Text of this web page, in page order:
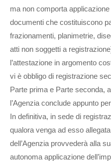
ma non comporta
documenti che costituiscono
frazionamenti, planimetrie,
atti non soggetti a
l’attestazione in argomento
vi è obbligo di registrazione
Parte prima e Parte seconda,
l’Agenzia conclude appunto
In definitiva, in sede di
qualora venga ad esso
dell’Agenzia provvederà alla
autonoma applicazione